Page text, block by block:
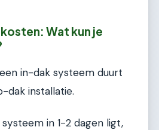
Wat kun je
in-dak systeem duurt
dak installatie.
in 1-2 dagen ligt,